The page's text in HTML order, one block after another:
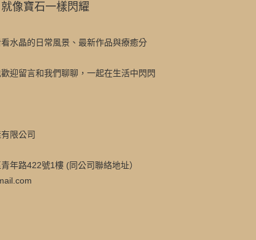
像寶石一樣閃耀
水晶的日常風景、最新作品與療癒分
迎留言和我們聊聊，一起在生活中閃閃
限公司
年路422號1樓 (同公司聯絡地址）